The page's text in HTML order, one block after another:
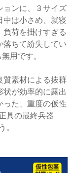
ョンに、３サイズ
中は小さめ、就寝
荷を掛けすぎる
落ちて紛失してい
用です。
質素材による抜群
が効率的に露出
った、重度の仮性
具の最終兵器
。